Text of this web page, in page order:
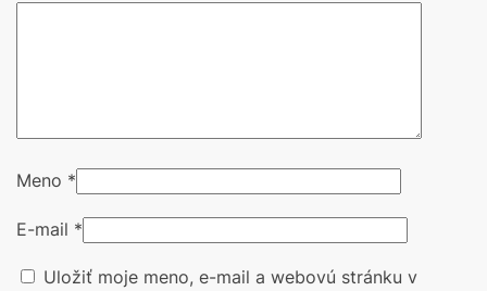
Meno *
E-mail *
Uložiť moje meno, e-mail a webovú stránku v